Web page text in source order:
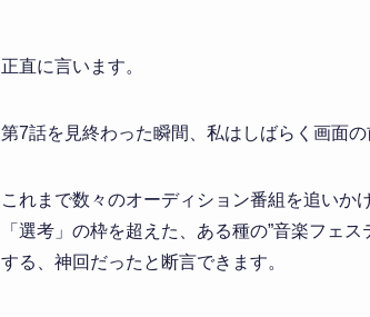
正直に言います。
第7話を見終わった瞬間、私はしばらく画面の
これまで数々のオーディション番組を追いか
「選考」の枠を超えた、ある種の”音楽フェ
する、神回だったと断言できます。